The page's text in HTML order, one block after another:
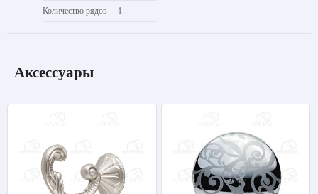
Количество рядов 1
Аксессуары